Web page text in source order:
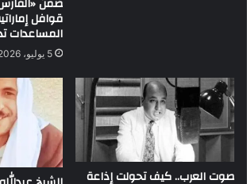
المساعدات
5 يوليو، 2026
صوت العرب.. كيف تحولت إذاعة